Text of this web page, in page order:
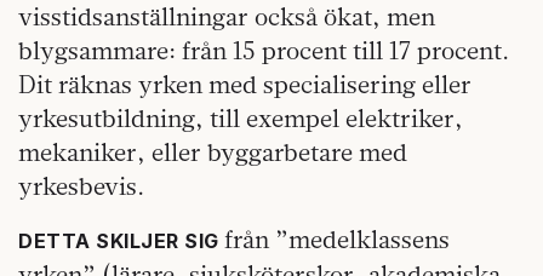
visstidsanställningar också ökat, men
blygsammare: från 15 procent till 17 procent.
Dit räknas yrken med specialisering eller
yrkesutbildning, till exempel elektriker,
mekaniker, eller byggarbetare med
yrkesbevis.
DETTA SKILJER SIG från ”medelklassens